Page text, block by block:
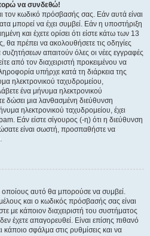
να συνδεθώ!
τον κωδικό πρόσβασής σας. Εάν αυτά είναι
μπορεί να έχει συμβεί. Εάν η υποστήριξη
και έχετε ορίσει ότι είστε κάτω των 13
θα πρέπει να ακολουθήσετε τις οδηγίες
απαιτούν όλες οι νέες εγγραφές
από τον διαχειριστή προκειμένου να
υπήρχε κατά τη διάρκεια της
ηλεκτρονικού ταχυδρομείου,
ένα μήνυμα ηλεκτρονικού
δώσει μια λανθασμένη διεύθυνση
ηλεκτρονικού ταχυδρομείου, έχει
Εάν είστε σίγουρος (-η) ότι η διεύθυνση
είναι σωστή, προσπαθήστε να
οποίους αυτό θα μπορούσε να συμβεί.
και ο κωδικός πρόσβασής σας είναι
με κάποιον διαχειριστή του συστήματος
έχετε απαγορευθεί. Είναι επίσης πιθανό
κάποιο σφάλμα στις ρυθμίσεις και να